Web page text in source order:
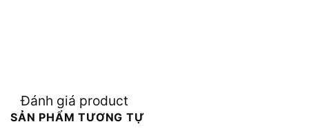
Đánh giá product
SẢN PHẨM TƯƠNG TỰ